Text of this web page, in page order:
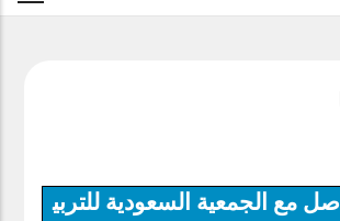
مع الجمعية السعودية للتربي